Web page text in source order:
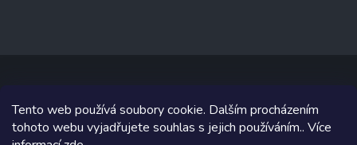
Tento web používá soubory cookie. Dalším procházením
tohoto webu vyjadřujete souhlas s jejich používáním.. Více
Copyright 2026prodejnaporcelanu.cz . Všechna práva vyhrazena.